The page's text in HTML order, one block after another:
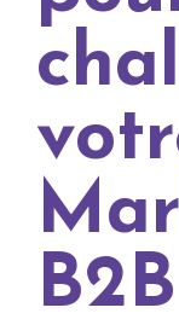
Mon compte
English
B2B